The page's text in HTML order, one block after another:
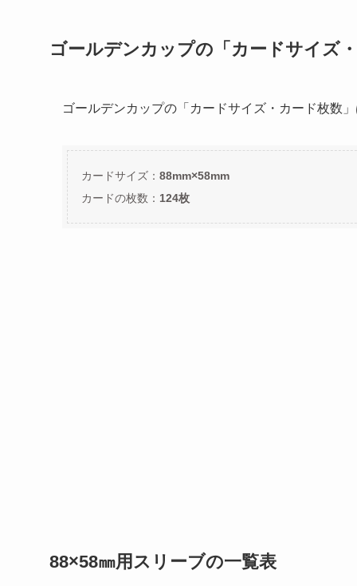
ゴールデンカップの「カードサイズ
ゴールデンカップの「カードサイズ・カード枚数
カードサイズ： 88mm×58mm
カードの枚数： 124枚
88×58㎜用スリーブの一覧表